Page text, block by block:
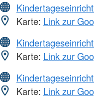
Karte: Link zur
Karte: Link zur
Karte: Link zur